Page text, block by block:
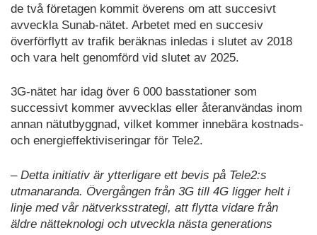
de två företagen kommit överens om att succesivt
avveckla Sunab-nätet. Arbetet med en succesiv
överförflytt av trafik beräknas inledas i slutet av 2018
och vara helt genomförd vid slutet av 2025.
3G-nätet har idag över 6 000 basstationer som
successivt kommer avvecklas eller återanvändas inom
annan nätutbyggnad, vilket kommer innebära kostnads-
och energieffektiviseringar för Tele2.
– Detta initiativ är ytterligare ett bevis på Tele2:s
utmanaranda. Övergången från 3G till 4G ligger helt i
linje med vår nätverksstrategi, att flytta vidare från
äldre nätteknologi och utveckla nästa generations